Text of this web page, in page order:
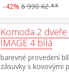
-42% 6 990 Kč **
Komoda 2
IMAGE 4 bílá
barevné provedení
zásuvky s kovovými